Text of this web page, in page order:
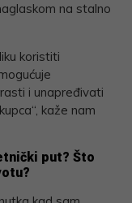
na stalno
koristiti
i unapređivati
kaže nam
put? Što